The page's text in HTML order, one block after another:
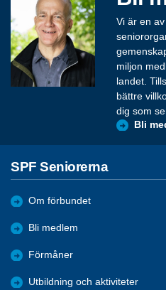
Vi är en
miljon
landet.
bättre
dig som
Bli
SPF Seniorerna
Om förbundet
Bli medlem
Förmåner
Utbildning och aktiviteter